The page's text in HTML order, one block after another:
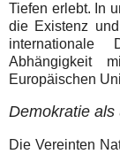
Tiefen erlebt. In
die Existenz
internationale
Abhängigkeit
Europäischen
Demokratie
Die Vereinten